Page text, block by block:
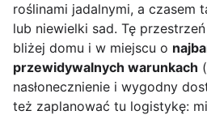
roślinami jadalnymi, a czasem
lub niewielki sad. Tę
bliżej domu i w miejscu o
przewidywalnych warunkach
nasłonecznienie i wygodny
też zaplanować tu logistykę: